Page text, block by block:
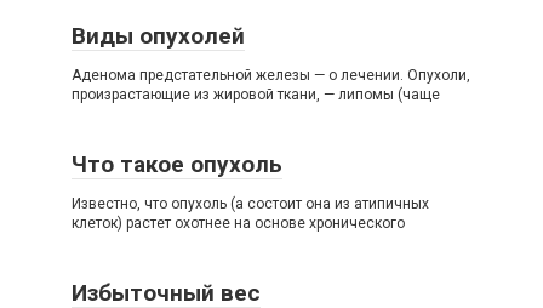
Виды опухолей
Аденома предстательной железы — о лечении. Опухоли,
произрастающие из жировой ткани, — липомы (чаще
Что такое опухоль
Известно, что опухоль (а состоит она из атипичных
клеток) растет охотнее на основе хронического
Избыточный вес